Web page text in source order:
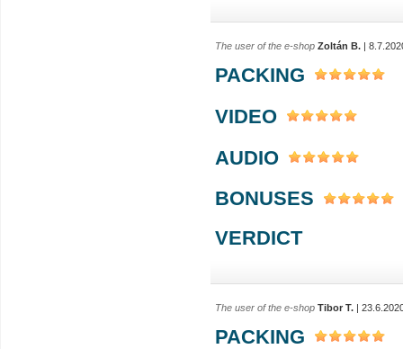
The user of the e-shop Zoltán B. |
PACKING
VIDEO
AUDIO
BONUSES
VERDICT
The user of the e-shop Tibor T. |
PACKING